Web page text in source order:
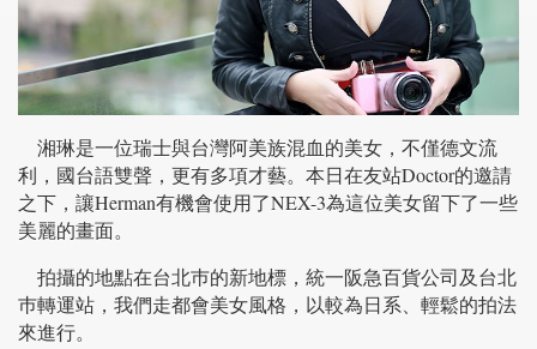
湘琳是一位瑞士與台灣阿美族混血的美女，不僅德文流
利，國台語雙聲，更有多項才藝。本日在友站Doctor的邀請
之下，讓Herman有機會使用了NEX-3為這位美女留下了一些
美麗的畫面。
拍攝的地點在台北巿的新地標，統一阪急百貨公司及台北
巿轉運站，我們走都會美女風格，以較為日系、輕鬆的拍法
來進行。